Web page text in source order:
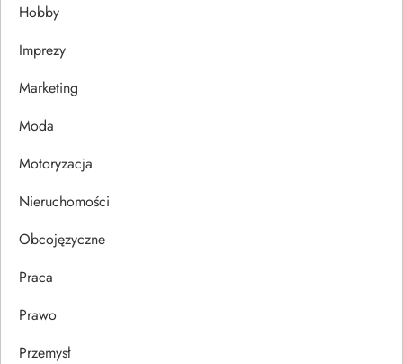
a
w
p
u
Hobby
Imprezy
Marketing
Moda
Motoryzacja
Nieruchomości
Obcojęzyczne
Praca
Prawo
Przemysł